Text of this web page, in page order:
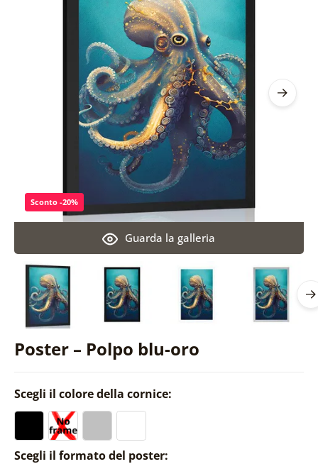
Poster – Polpo blu-oro
Guarda la galleria
Sconto -20%
Scegli il colore della cornice:
Scegli il formato del poster: